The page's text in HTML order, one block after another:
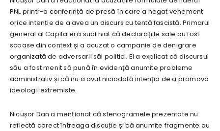
PNL printr-o conferință de presă în care a negat vehement
orice intenție de a avea un discurs cu tentă fascistă. Primarul
general al Capitalei a subliniat că declarațiile sale au fost
scoase din context și a acuzat o campanie de denigrare
organizată de adversarii săi politici. El a explicat că discursul
său a fost menit să pună în evidență anumite probleme
administrativ și că nu a avut niciodată intenția de a promova
ideologii extremiste.
Nicușor Dan a menționat că stenogramele prezentate nu
reflectă corect întreaga discuție și că anumite fragmente au